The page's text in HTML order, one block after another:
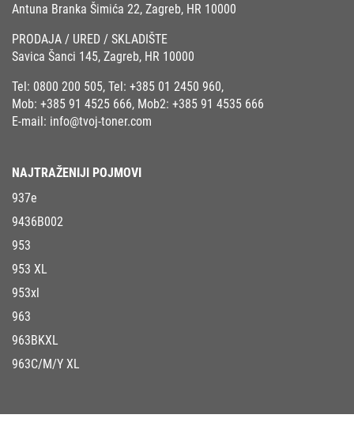
Antuna Branka Šimića 22, Zagreb, HR 10000
PRODAJA / URED / SKLADIŠTE
Savica Šanci 145, Zagreb, HR 10000
Tel: 0800 200 505, Tel: +385 01 2450 960,
Mob: +385 91 4525 666, Mob2: +385 91 4535 666
E-mail: info@tvoj-toner.com
NAJTRAŽENIJI POJMOVI
937e
9436B002
953
953 XL
953xl
963
963BKXL
963C/M/Y XL